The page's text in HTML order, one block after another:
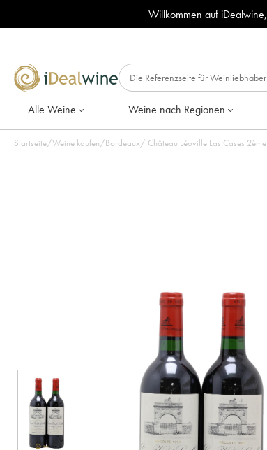
Willkommen auf iDealwine,
Alle Weine Weine nach Regionen
Startseite/Weine kaufen/Bordeaux/